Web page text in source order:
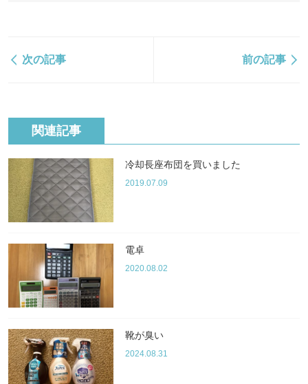
次の記事 前の記事
関連記事
冷却長座布団を買いました
2019.07.09
電卓
2020.08.02
靴が臭い
2024.08.31